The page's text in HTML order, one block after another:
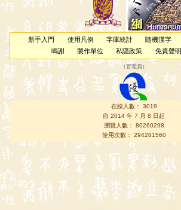
新手入門 使用凡例 字庫統計 隨機漢字
鳴謝
製作單位 私隱政策 免責聲明
（管理員 ）
在線人數： 3019
自 2014 年 7 月 8 日起
瀏覽人數： 80260298
使用次數： 294281560